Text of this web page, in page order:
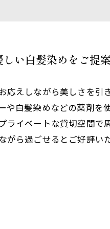
い白髪染めをご提
応えしながら美しさを
や白髪染めなどの薬剤を
ライベートな貸切空間
がら過ごせるとご好評い